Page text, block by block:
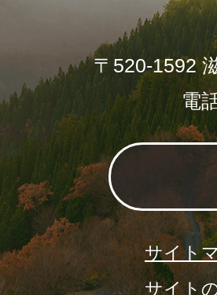
〒520-1592
電
サイト
サイト